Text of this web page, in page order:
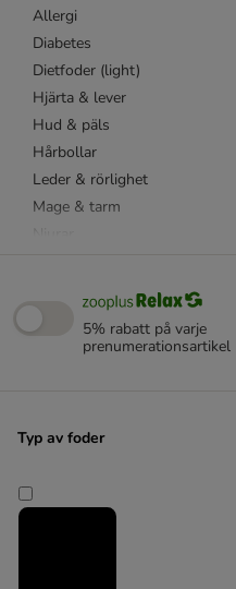
Allergi
Diabetes
Dietfoder (light)
Hjärta & lever
Hud & päls
Hårbollar
Leder & rörlighet
Mage & tarm
Återhämtning
Taurin
Foder för kattungar
5% rabatt på varje
prenumerationsartikel
Typ av foder